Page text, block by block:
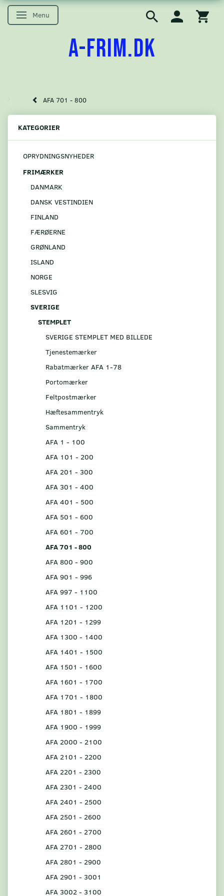
Skifte navigation
Menu
A-FRIM.DK
AFA 701 - 800
KATEGORIER
OPRYDNINGSNYHEDER
FRIMÆRKER
DANMARK
DANSK VESTINDIEN
FINLAND
FÆRØERNE
GRØNLAND
ISLAND
NORGE
SLESVIG
SVERIGE
STEMPLET
SVERIGE STEMPLET MED BILLEDE
Tjenestemærker
Rabatmærker AFA 1-78
Portomærker
Feltpostmærker
Hæftesammentryk
Sammentryk
AFA 1 - 100
AFA 101 - 200
AFA 201 - 300
AFA 301 - 400
AFA 401 - 500
AFA 501 - 600
AFA 601 - 700
AFA 701 - 800
AFA 800 - 900
AFA 901 - 996
AFA 997 - 1100
AFA 1101 - 1200
AFA 1201 - 1299
AFA 1300 - 1400
AFA 1401 - 1500
AFA 1501 - 1600
AFA 1601 - 1700
AFA 1701 - 1800
AFA 1801 - 1899
AFA 1900 - 1999
AFA 2000 - 2100
AFA 2101 - 2200
AFA 2201 - 2300
AFA 2301 - 2400
AFA 2401 - 2500
AFA 2501 - 2600
AFA 2601 - 2700
AFA 2701 - 2800
AFA 2801 - 2900
AFA 2901 - 3001
AFA 3002 - 3100